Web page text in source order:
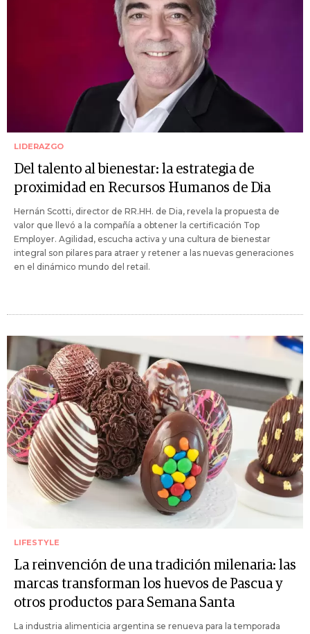
LIDERAZGO
Del talento al bienestar: la estrategia de
proximidad en Recursos Humanos de Dia
Hernán Scotti, director de RR.HH. de Dia, revela la propuesta de
valor que llevó a la compañía a obtener la certificación Top
Employer. Agilidad, escucha activa y una cultura de bienestar
integral son pilares para atraer y retener a las nuevas generaciones
en el dinámico mundo del retail.
LIFESTYLE
La reinvención de una tradición milenaria: las
marcas transforman los huevos de Pascua y
otros productos para Semana Santa
La industria alimenticia argentina se renueva para la temporada